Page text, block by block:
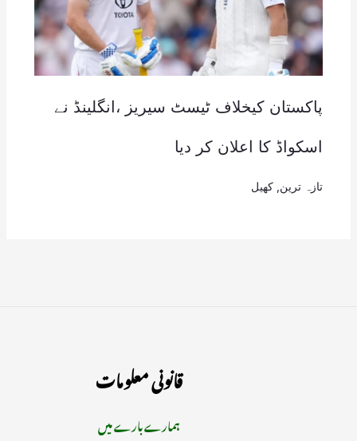
پاکستان کیخلاف ٹیسٹ سیریز ،انگلینڈ نے
اسکواڈ کا اعلان کر دیا
تازہ ترین کھیل
قانونی معلومات
ہمارے بارے میں